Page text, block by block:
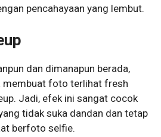
pencahayaan yang lembut.
dan dimanapun berada,
membuat foto terlihat fresh
Jadi, efek ini sangat cocok
tidak suka dandan dan tetap
berfoto selfie.